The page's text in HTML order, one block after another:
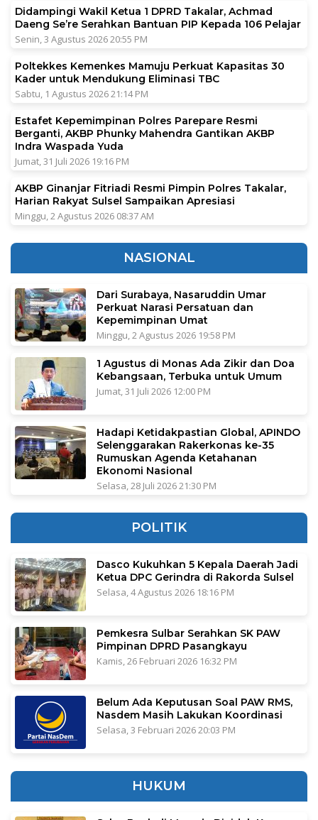
Didampingi Wakil Ketua 1 DPRD Takalar, Achmad
Daeng Se’re Serahkan Bantuan PIP Kepada 106 Pelajar
Senin, 3 Agustus 2026 20:55 PM
Poltekkes Kemenkes Mamuju Perkuat Kapasitas 30
Kader untuk Mendukung Eliminasi TBC
Sabtu, 1 Agustus 2026 21:14 PM
Estafet Kepemimpinan Polres Parepare Resmi
Berganti, AKBP Phunky Mahendra Gantikan AKBP
Indra Waspada Yuda
Jumat, 31 Juli 2026 19:16 PM
AKBP Ginanjar Fitriadi Resmi Pimpin Polres Takalar,
Harian Rakyat Sulsel Sampaikan Apresiasi
Minggu, 2 Agustus 2026 08:37 AM
NASIONAL
Dari Surabaya, Nasaruddin Umar
Perkuat Narasi Persatuan dan
Kepemimpinan Umat
Minggu, 2 Agustus 2026 19:58 PM
1 Agustus di Monas Ada Zikir dan Doa
Kebangsaan, Terbuka untuk Umum
Jumat, 31 Juli 2026 12:00 PM
Hadapi Ketidakpastian Global, APINDO
Selenggarakan Rakerkonas ke-35
Rumuskan Agenda Ketahanan
Ekonomi Nasional
Selasa, 28 Juli 2026 21:30 PM
POLITIK
Dasco Kukuhkan 5 Kepala Daerah Jadi
Ketua DPC Gerindra di Rakorda Sulsel
Selasa, 4 Agustus 2026 18:16 PM
Pemkesra Sulbar Serahkan SK PAW
Pimpinan DPRD Pasangkayu
Kamis, 26 Februari 2026 16:32 PM
Belum Ada Keputusan Soal PAW RMS,
Nasdem Masih Lakukan Koordinasi
Selasa, 3 Februari 2026 20:03 PM
HUKUM